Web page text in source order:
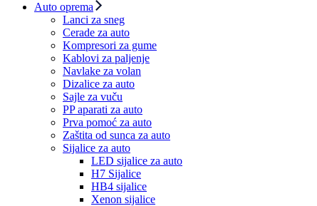
Auto oprema
Lanci za sneg
Cerade za auto
Kompresori za gume
Kablovi za paljenje
Navlake za volan
Dizalice za auto
Sajle za vuču
PP aparati za auto
Prva pomoć za auto
Zaštita od sunca za auto
Sijalice za auto
LED sijalice za auto
H7 Sijalice
HB4 sijalice
Xenon sijalice